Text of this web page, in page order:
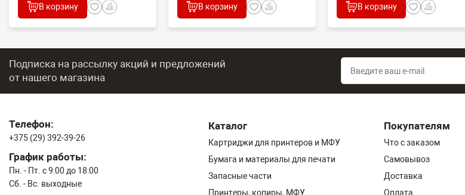
В корзину В корзину В корзину
Подписка на рассылку акций и предложений
от нашего магазина
Телефон:
+375 (29) 392-39-26
График работы:
Пн. - Пт. с 9:00 до 18:00
Сб. - Вс. выходные
Каталог
Картриджи для принтеров и МФУ
Бумага и материалы для печати
Запасные части
Принтеры, копиры, МФУ
Покупателям
Что с заказом
Самовывоз
Доставка
Оплата